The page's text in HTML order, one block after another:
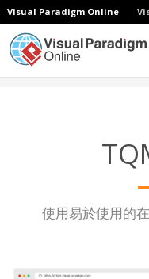
Visual Paradigm Online
使用易於使用的